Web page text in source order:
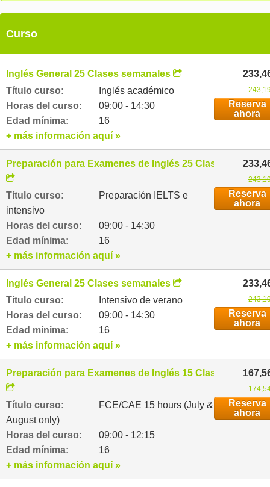
Curso
Inglés General 25 Clases semanales
Título curso:
Inglés académico
Horas del curso:
09:00 - 14:30
Edad mínima:
16
Reserva
ahora
+ más información aquí »
Preparación para Examenes de Inglés 25 Clases
Título curso:
Preparación IELTS e
intensivo
Horas del curso:
09:00 - 14:30
Edad mínima:
16
Reserva
ahora
+ más información aquí »
Inglés General 25 Clases semanales
Título curso:
Intensivo de verano
Horas del curso:
09:00 - 14:30
Edad mínima:
16
Reserva
ahora
+ más información aquí »
Preparación para Examenes de Inglés 15 Clases
Título curso:
FCE/CAE 15 hours (July &
August only)
Horas del curso:
09:00 - 12:15
Edad mínima:
16
Reserva
ahora
+ más información aquí »